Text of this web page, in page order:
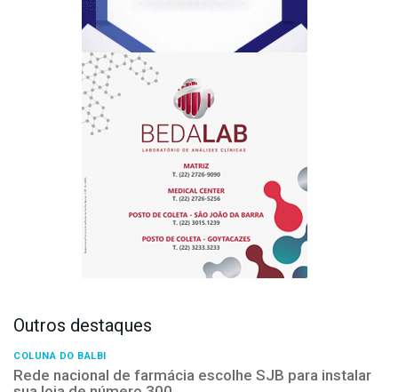
Outros destaques
COLUNA DO BALBI
Rede nacional de farmácia escolhe SJB para instalar